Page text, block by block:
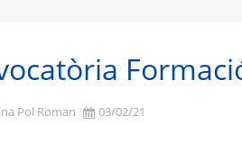
Pol Roman 03/02/21